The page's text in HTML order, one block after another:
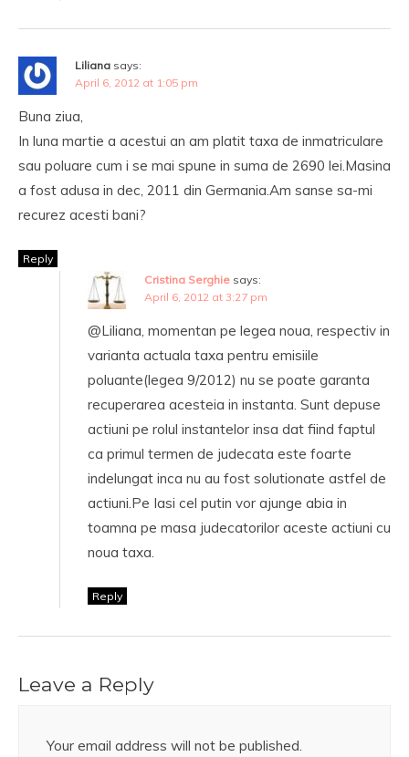
Liliana says:
April 6, 2012 at 1:05 pm
Buna ziua,
In luna martie a acestui an am platit taxa de inmatriculare
sau poluare cum i se mai spune in suma de 2690 lei.Masina
a fost adusa in dec, 2011 din Germania.Am sanse sa-mi
recurez acesti bani?
Reply
Cristina Serghie says:
April 6, 2012 at 3:27 pm
@Liliana, momentan pe legea noua, respectiv in
varianta actuala taxa pentru emisiile
poluante(legea 9/2012) nu se poate garanta
recuperarea acesteia in instanta. Sunt depuse
actiuni pe rolul instantelor insa dat fiind faptul
ca primul termen de judecata este foarte
indelungat inca nu au fost solutionate astfel de
actiuni.Pe Iasi cel putin vor ajunge abia in
toamna pe masa judecatorilor aceste actiuni cu
noua taxa.
Reply
Leave a Reply
Your email address will not be published.